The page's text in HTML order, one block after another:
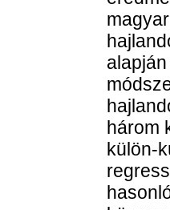
három
külön-